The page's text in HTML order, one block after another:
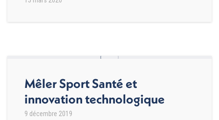
Mêler Sport Santé et
innovation technologique
9 décembre 2019